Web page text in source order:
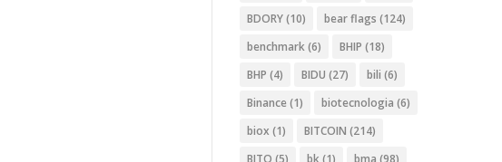
BDORY(10) bear flags (124)
benchmark(6) BHIP (18)
BHP (4) BIDU (27) bili (6)
Binance (1) biotecnologia (6)
biox (1) BITCOIN (214)